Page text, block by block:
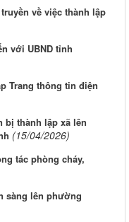
về việc thành lập
với UBND tỉnh
Trang thông tin điện
bị thành lập xã lên
(15/04/2026)
tác phòng cháy,
sàng lên phường